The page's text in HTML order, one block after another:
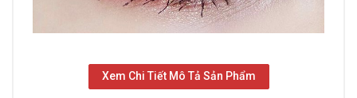
Xem Chi Tiết Mô Tả Sản Phẩm